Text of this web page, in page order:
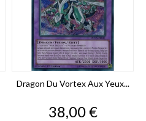
Dragon Du Vortex Aux Yeux...
Prix
38,00 €